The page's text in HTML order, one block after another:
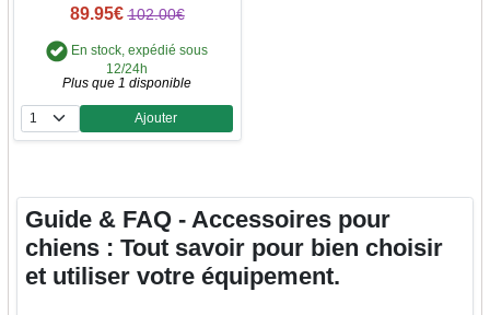
89.95€ 102.00€
En stock, expédié sous
12/24h
Plus que 1 disponible
Quantité
Ajouter
Guide & FAQ - Accessoires pour
chiens : Tout savoir pour bien choisir
et utiliser votre équipement.